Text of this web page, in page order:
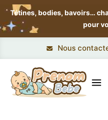
Tétines, bodies, bavoirs…
pour
Nous